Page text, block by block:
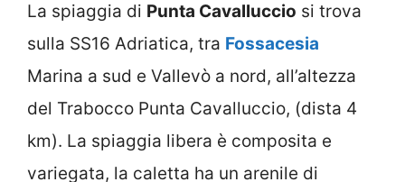
La spiaggia di Punta Cavalluccio si trova
sulla SS16 Adriatica, tra Fossacesia
Marina a sud e Vallevò a nord, all’altezza
del Trabocco Punta Cavalluccio, (dista 4
km). La spiaggia libera è composita e
variegata, la caletta ha un arenile di